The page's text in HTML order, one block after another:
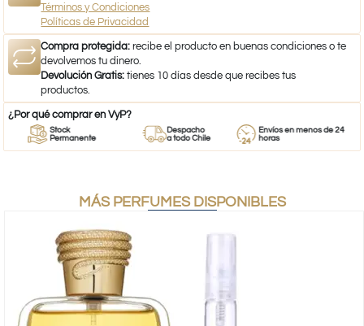
Términos y Condiciones
Políticas de Privacidad
Compra protegida: recibe el producto en buenas condiciones o te
devolvemos tu dinero.
Devolución Gratis: tienes 10 días desde que recibes tus
productos.
¿Por qué comprar en VyP?
Stock
Permanente
Despacho
a todo Chile
Envíos en menos de 24
horas
MÁS PERFUMES DISPONIBLES